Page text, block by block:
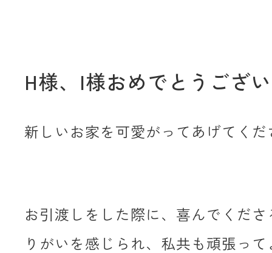
H様、I様おめでとうござ
新しいお家を可愛がってあげてくだ
お引渡しをした際に、喜んでくだ
りがいを感じられ、私共も頑張っ